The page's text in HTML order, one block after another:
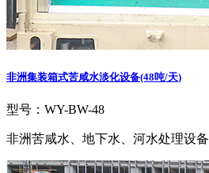
非洲集装箱式苦咸水淡化设备(48吨/天)
型号：WY-BW-48
非洲苦咸水、地下水、河水处理设备